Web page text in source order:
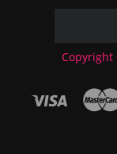
Copyright